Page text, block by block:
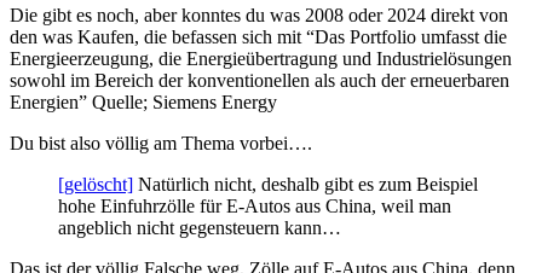
Die gibt es noch, aber konntes du was 2008 oder 2024 direkt von
den was Kaufen, die befassen sich mit “Das Portfolio umfasst die
Energieerzeugung, die Energieübertragung und Industrielösungen
sowohl im Bereich der konventionellen als auch der erneuerbaren
Energien” Quelle; Siemens Energy
Du bist also völlig am Thema vorbei….
[gelöscht] Natürlich nicht, deshalb gibt es zum Beispiel
hohe Einfuhrzölle für E-Autos aus China, weil man
angeblich nicht gegensteuern kann…
Das ist der völlig Falsche weg, Zölle auf E-Autos aus China, denn